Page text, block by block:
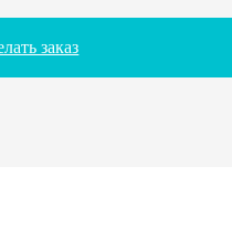
заказ